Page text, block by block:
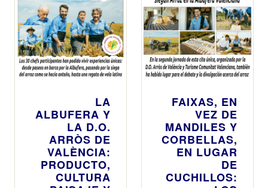
LA
ALBUFERA Y
LA D.O.
ARRÒS DE
VALÈNCIA:
PRODUCTO,
CULTURA
FAIXAS, EN
VEZ DE
MANDILES Y
CORBELLAS,
EN LUGAR
DE
CUCHILLOS: